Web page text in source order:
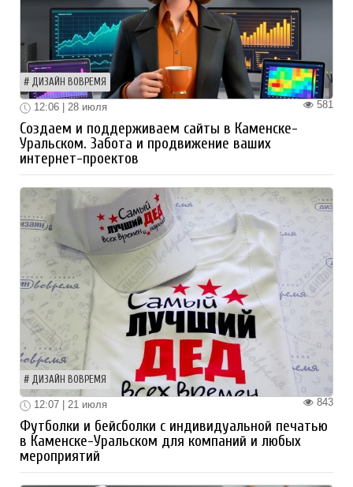
ДИЗАЙН ВОВРЕМЯ
581
12:06 | 28 июля
Создаем и поддерживаем сайты в Каменске-
Уральском. Забота и продвижение ваших
интернет-проектов
ДИЗАЙН ВОВРЕМЯ
843
12:07 | 21 июля
Футболки и бейсболки с индивидуальной печатью
в Каменске-Уральском для компаний и любых
мероприятий